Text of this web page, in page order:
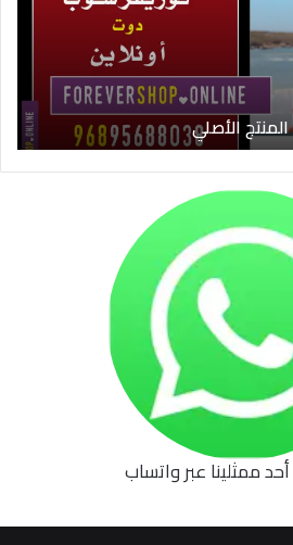
الأصلي
ممثلينا عبر واتساب